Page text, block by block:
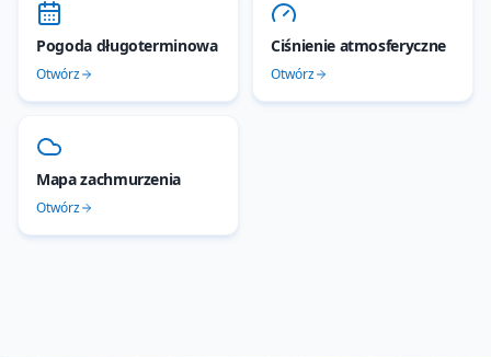
Pogoda długoterminowa
Otwórz
Ciśnienie atmosferyczne
Otwórz
Mapa zachmurzenia
Otwórz